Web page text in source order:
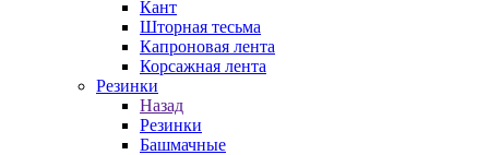
Кант
Шторная тесьма
Капроновая лента
Корсажная лента
Резинки
Назад
Резинки
Башмачные